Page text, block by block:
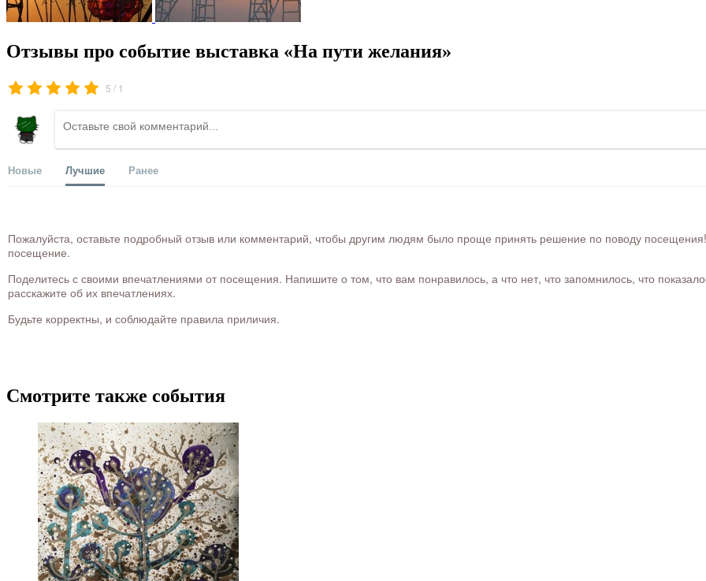
Отзывы про событие выставка «На пути желания»
5 / 1
Новые Лучшие Ранее
Пожалуйста, оставьте подробный отзыв или комментарий, чтобы другим людям было проще принять решение по поводу посещения!
посещение.
Поделитесь с своими впечатлениями от посещения. Напишите о том, что вам понравилось, а что нет, что запомнилось, что
расскажите об их впечатлениях.
Будьте корректны, и соблюдайте правила приличия.
Смотрите также события